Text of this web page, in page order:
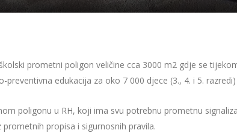
prometni poligon veličine cca 3000 m2 gdje se
edukacija za oko 7 000 djece (3., 4. i 5.
poligonu u RH, koji ima svu potrebnu prometnu
propisa i sigurnosnih pravila.